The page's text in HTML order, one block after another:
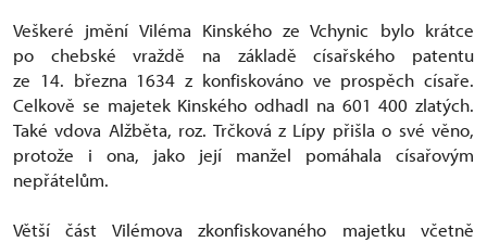
Veškeré jmění Viléma Kinského ze Vchynic bylo krátce
po chebské vraždě na základě císařského patentu
ze 14. března 1634 z konfiskováno ve prospěch císaře.
Celkově se majetek Kinského odhadl na 601 400 zlatých.
Také vdova Alžběta, roz. Trčková z Lípy přišla o své věno,
protože i ona, jako její manžel pomáhala císařovým
nepřátelům.
Větší část Vilémova zkonfiskovaného majetku včetně